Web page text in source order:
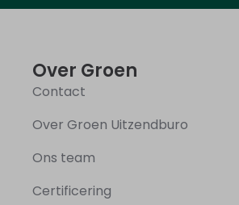
Over Groen
Contact
Over Groen Uitzendburo
Ons team
Certificering